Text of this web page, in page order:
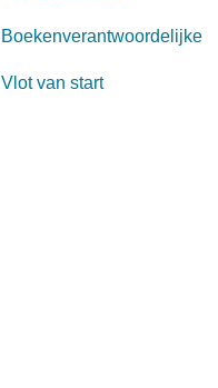
Boekenverantwoordelijke
Vlot van start